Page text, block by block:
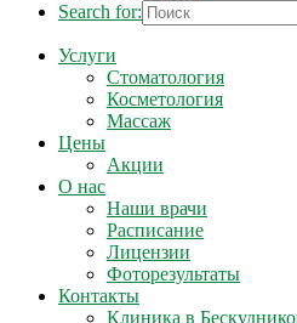
Search for:
Услуги
Стоматология
Косметология
Массаж
Цены
Акции
О нас
Наши врачи
Расписание
Лицензии
Фоторезультаты
Контакты
Клиника в